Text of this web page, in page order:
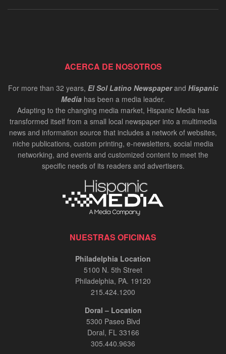
ACERCA DE NOSOTROS
For more than 32 years, El Sol Latino Newspaperand Hispanic
Media has been a media leader.
Adapting to the changing media market, Hispanic Media has
transformed itself from a small local newspaper into a multimedia
news and information source that includes a network of websites,
niche publications, custom printing, e-newsletters, social media
networking, and events and customized content to meet the
specific needs of its readers and advertisers.
NUESTRAS OFICINAS
Philadelphia Location
5100 N. 5th Street
Philadelphia, PA. 19120
215.424.1200
Doral – Location
5300 Paseo Blvd
Doral, FL 33166
305.440.9636